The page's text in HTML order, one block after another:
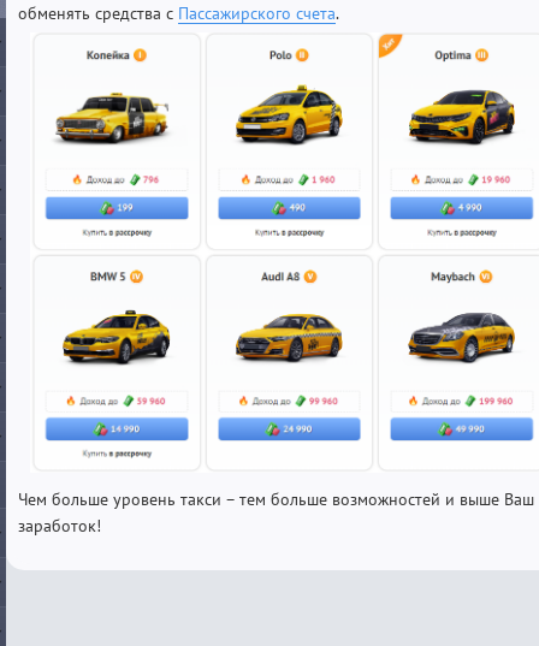
обменять средства с Пассажирского счета.
Чем больше уровень такси – тем больше возможностей и выше Ваш
заработок!